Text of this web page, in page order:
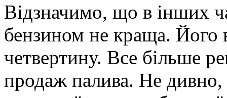
Відзначимо, що в інших
бензином не краща. Його
четвертину. Все більше
продаж палива. Не